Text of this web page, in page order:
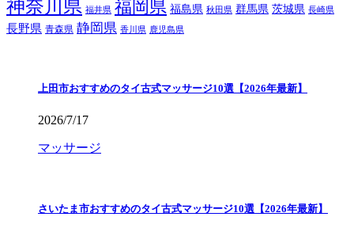
神奈川県 福井県 福岡県 福島県 秋田県 群馬県 茨城県 長崎県
長野県 青森県 静岡県 香川県 鹿児島県
上田市おすすめのタイ古式マッサージ10選【2026年最新】
2026/7/17
マッサージ
さいたま市おすすめのタイ古式マッサージ10選【2026年最新】